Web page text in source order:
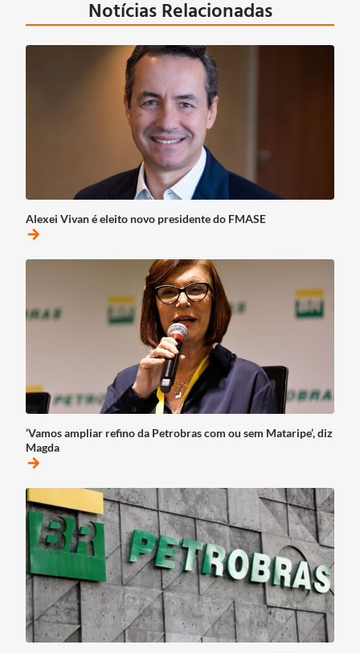
Notícias Relacionadas
Alexei Vivan é eleito novo presidente do FMASE
arrow_forward
‘Vamos ampliar refino da Petrobras com ou sem Mataripe’, diz
Magda
arrow_forward